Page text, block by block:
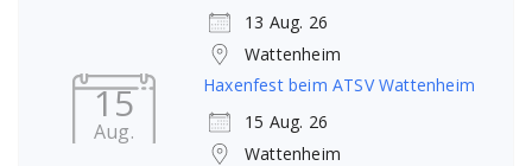
13 Aug. 26
Wattenheim
15
Aug.
Haxenfest beim ATSV Wattenheim
15 Aug. 26
Wattenheim